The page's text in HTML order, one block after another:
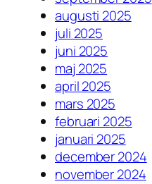
augusti 2025
juli 2025
juni 2025
maj 2025
april 2025
mars 2025
februari 2025
januari 2025
december 2024
november 2024